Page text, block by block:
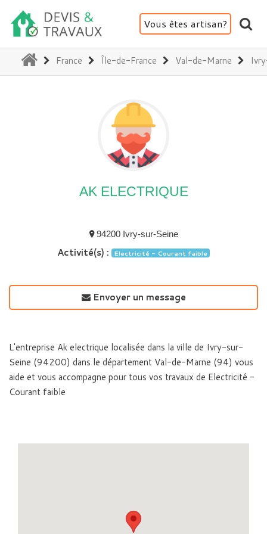
Vous êtes artisan?
(current)
France Île-de-France Val-de-Marne
AK ELECTRIQUE
94200 Ivry-sur-Seine
Activité(s) : Electricité - Courant faible
Envoyer un message
L'entreprise Ak electrique localisée dans la ville de Ivry-sur-
Seine (94200) dans le département Val-de-Marne (94) vous
aide et vous accompagne pour tous vos travaux de Electricité -
Courant faible